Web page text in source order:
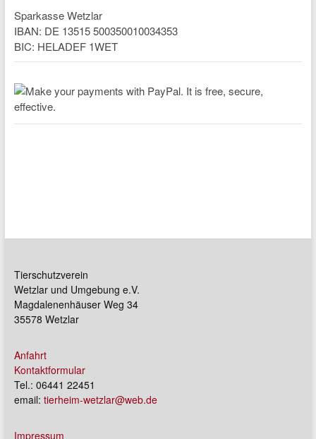
Sparkasse Wetzlar
IBAN: DE 13515 500350010034353
BIC: HELADEF 1WET
Tierschutzverein
Wetzlar und Umgebung e.V.
Magdalenenhäuser Weg 34
35578 Wetzlar
Anfahrt
Kontaktformular
Tel.: 06441 22451
email: tierheim-wetzlar@web.de
Impressum